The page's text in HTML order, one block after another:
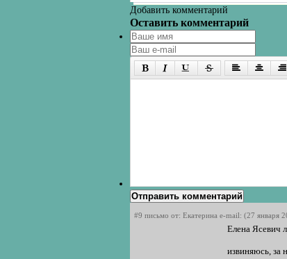
Добавить комментарий
Оставить комментарий
Отправить комментарий
#9 письмо от: Екатерина e-mail: (27 января
Елена Ясевич
извиняюсь, за